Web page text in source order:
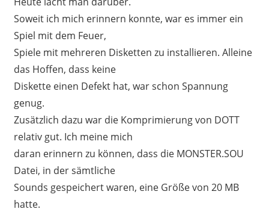
Soweit ich mich erinnern konnte, war es immer ein
Spiel mit dem Feuer,
Spiele mit mehreren Disketten zu installieren. Alleine
das Hoffen, dass keine
Diskette einen Defekt hat, war schon Spannung
genug.
Zusätzlich dazu war die Komprimierung von DOTT
relativ gut. Ich meine mich
daran erinnern zu können, dass die MONSTER.SOU
Datei, in der sämtliche
Sounds gespeichert waren, eine Größe von 20 MB
hatte.